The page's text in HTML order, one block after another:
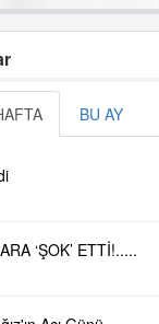
BU AY
‘ŞOK’ ETTİ!.....